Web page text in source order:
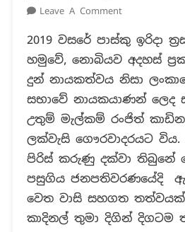
Leave A CommentOn
මැල්කම
රංජිත්
හිමිපාණන්
හා
ඇමරිකානු
තානාපතිනිය
අලලා
සැකසුනු
සාවද්‍ය
සටහනක්
2019 වසරේ පාස්කු ඉරිදා
හමුවේ, නොබියව අදහස්
දුන් නායකත්වය නිසා
සභාවේ නායකයාණන් ලෙද
උතුම් මැල්කම් රංජිත්
ලක්වැසි ගෞරවාදරයට
පිරිස් කරුණු දක්වා තිබුනේ
පසුගිය ජනපතිවරණයේදි
වෙත වාසි සහගත තත්වයක්
කාදිනල් තුමා දිගින් දිගටම